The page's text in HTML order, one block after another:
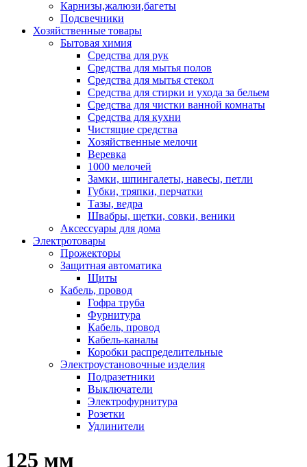
Карнизы,жалюзи,багеты
Подсвечники
Хозяйственные товары
Бытовая химия
Средства для рук
Средства для мытья полов
Средства для мытья стекол
Средства для стирки и ухода за бельем
Средства для чистки ванной комнаты
Средства для кухни
Чистящие средства
Хозяйственные мелочи
Веревка
1000 мелочей
Замки, шпингалеты, навесы, петли
Губки, тряпки, перчатки
Тазы, ведра
Швабры, щетки, совки, веники
Аксессуары для дома
Электротовары
Прожекторы
Защитная автоматика
Щиты
Кабель, провод
Гофра труба
Фурнитура
Кабель, провод
Кабель-каналы
Коробки распределительные
Электроустановочные изделия
Подразетники
Выключатели
Электрофурнитура
Розетки
Удлинители
125 мм